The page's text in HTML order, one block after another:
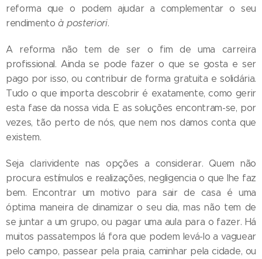
reforma que o podem ajudar a complementar o seu
rendimentoà posteriori.
A reforma não tem de ser o fim de uma carreira
profissional. Ainda se pode fazer o que se gosta e ser
pago por isso, ou contribuir de forma gratuita e solidária.
Tudo o que importa descobrir é exatamente, como gerir
esta fase da nossa vida. E as soluções encontram-se, por
vezes, tão perto de nós, que nem nos damos conta que
existem.
Seja clarividente nas opções a considerar. Quem não
procura estímulos e realizações, negligencia o que lhe faz
bem. Encontrar um motivo para sair de casa é uma
óptima maneira de dinamizar o seu dia, mas não tem de
se juntar a um grupo, ou pagar uma aula para o fazer. Há
muitos passatempos lá fora que podem levá-lo a vaguear
pelo campo, passear pela praia, caminhar pela cidade, ou